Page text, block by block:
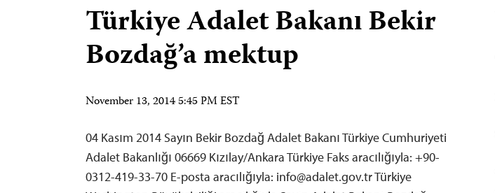
Türkiye Adalet Bakanı Bekir
Bozdağ’a mektup
November 13, 2014 5:45 PM EST
04 Kasım 2014 Sayın Bekir Bozdağ Adalet Bakanı Türkiye Cumhuriyeti
Adalet Bakanlığı 06669 Kızılay/Ankara Türkiye Faks aracılığıyla: +90-
0312-419-33-70 E-posta aracılığıyla: info@adalet.gov.trTürkiye